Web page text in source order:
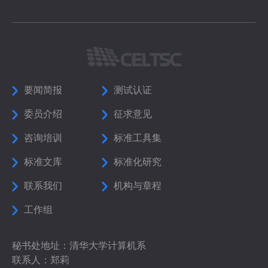
要闻简报 测试认证
委员介绍 征求意见
咨询培训 标准工具集
标准文库 标准化研究
联系我们 机构与章程
工作组
秘书处地址：清华大学计算机系
联系人：郑莉